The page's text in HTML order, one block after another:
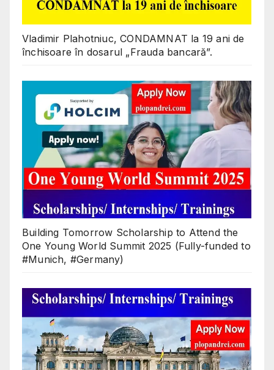
Vladimir Plahotniuc, CONDAMNAT la 19 ani de
închisoare în dosarul „Frauda bancară”.
Building Tomorrow Scholarship to Attend the
One Young World Summit 2025 (Fully-funded to
#Munich, #Germany)